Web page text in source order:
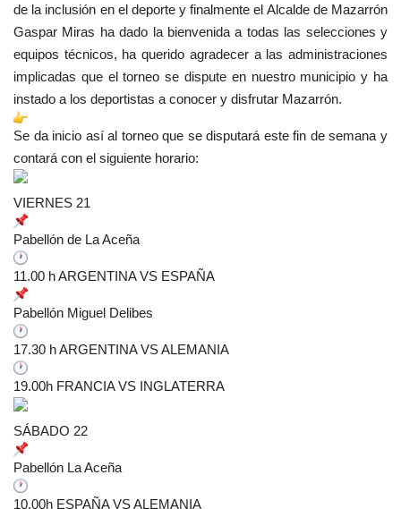
de la inclusión en el deporte y finalmente el Alcalde de Mazarrón
Gaspar Miras ha dado la bienvenida a todas las selecciones y
equipos técnicos, ha querido agradecer a las administraciones
implicadas que el torneo se dispute en nuestro municipio y ha
instado a los deportistas a conocer y disfrutar Mazarrón.
Se da inicio así al torneo que se disputará este fin de semana y
contará con el siguiente horario:
VIERNES 21
Pabellón de La Aceña
11.00 h ARGENTINA VS ESPAÑA
Pabellón Miguel Delibes
17.30 h ARGENTINA VS ALEMANIA
19.00h FRANCIA VS INGLATERRA
SÁBADO 22
Pabellón La Aceña
10.00h ESPAÑA VS ALEMANIA